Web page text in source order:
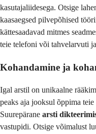
kasutajaliidesega. Otsige
kaasaegsed pilvepõhised
kättesaadavad mitmes
teie telefoni või tahvelarvuti
Kohandamine ja
Igal arstil on unikaalne
peaks aja jooksul õppima
Suurepärane arsti
vastupidi. Otsige võimalust